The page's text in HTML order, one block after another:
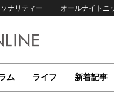
ナリティー オールナイトニ
ム ライフ 新着記事